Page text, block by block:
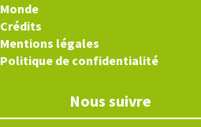
Monde
Crédits
Mentions légales
Politique de confidentialité
Nous suivre